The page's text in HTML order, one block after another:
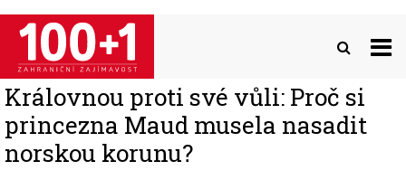
Přejít
hlavnímu
obsahu
Královnou proti své vůli: Proč si
princezna Maud musela nasadit
norskou korunu?